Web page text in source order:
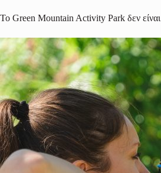
Το Green Mountain Activity Park δεν είναι